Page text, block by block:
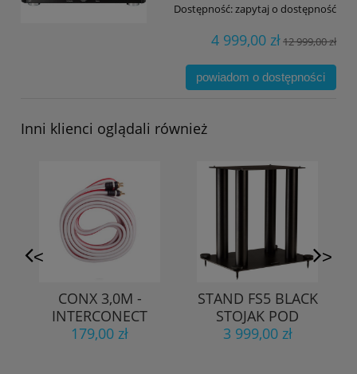
Dostępność:zapytaj o dostępność
4 999,00 zł12 999,00 zł
powiadom o dostępności
Inni klienci oglądali również
<
CONX 3,0M -
INTERCONECT
AUDIO -
179,00 zł
STAND FS5 BLACK
STOJAK POD
KOLUMNĘ
3 999,00 zł
>